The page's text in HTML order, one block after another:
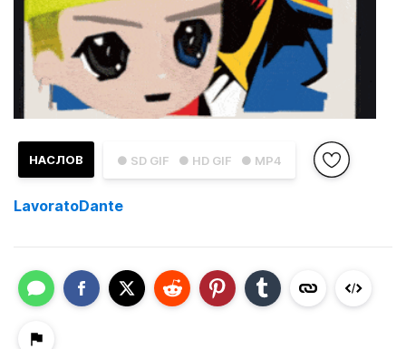
● SD GIF ● HD GIF ● MP4
НАСЛОВ
LavoratoDante